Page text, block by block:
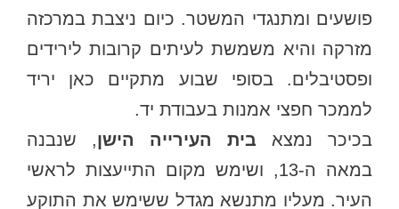
פושעים ומתנגדי המשטר. כיום ניצבת במרכזה
מזרקה והיא משמשת לעיתים קרובות לירידים
ופסטיבלים. בסופי שבוע מתקיים כאן יריד
לממכר חפצי אמנות בעבודת יד.
בכיכר נמצא
בית העירייה הישן, שנבנה
במאה ה-13, ושימש מקום התייעצות לראשי
העיר. מעליו מתנשא מגדל ששימש את התוקע